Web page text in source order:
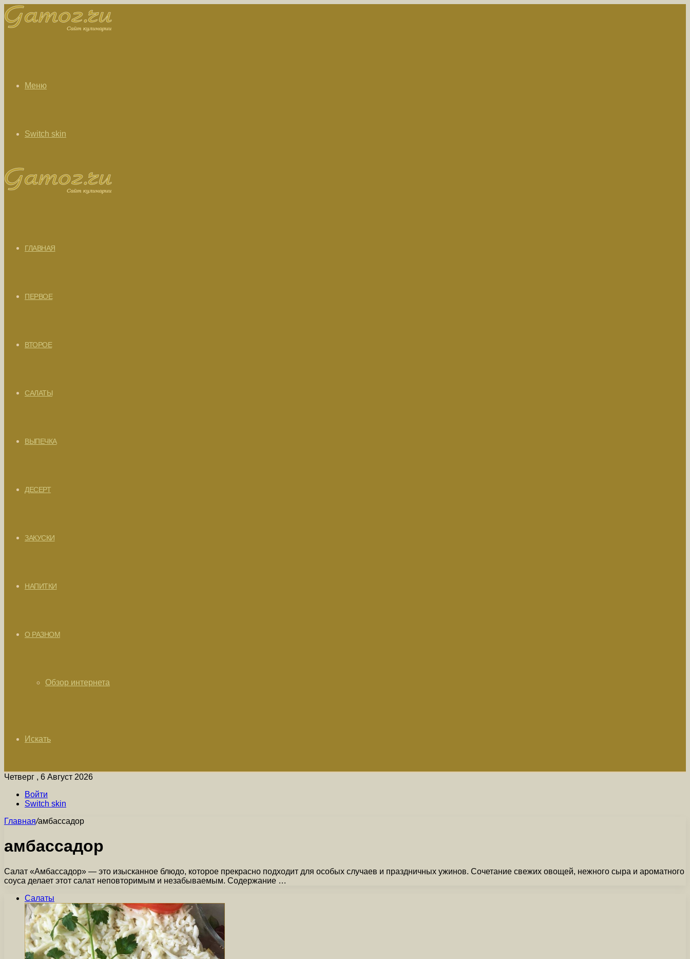
Меню
Switch skin
ГЛАВНАЯ
ПЕРВОЕ
ВТОРОЕ
САЛАТЫ
ВЫПЕЧКА
ДЕСЕРТ
ЗАКУСКИ
НАПИТКИ
О РАЗНОМ
Обзор интернета
Искать
Четверг , 6 Август 2026
Войти
Switch skin
Главная/амбассадор
амбассадор
Салат «Амбассадор» — это изысканное блюдо, которое прекрасно подходит для особых случаев и праздничных ужинов. Сочетание свежих овощей, нежного сыра и ароматного
соуса делает этот салат неповторимым и незабываемым. Содержание …
Салаты